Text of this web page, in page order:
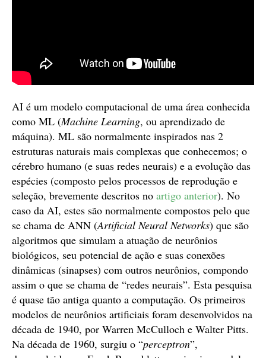
AI é um modelo computacional de uma área conhecida
como ML (Machine Learning, ou aprendizado de
máquina). ML são normalmente inspirados nas 2
estruturas naturais mais complexas que conhecemos; o
cérebro humano (e suas redes neurais) e a evolução das
espécies (composto pelos processos de reprodução e
seleção, brevemente descritos no artigo anterior). No
caso da AI, estes são normalmente compostos pelo que
se chama de ANN (Artificial Neural Networks) que são
algoritmos que simulam a atuação de neurônios
biológicos, seu potencial de ação e suas conexões
dinâmicas (sinapses) com outros neurônios, compondo
assim o que se chama de “redes neurais”. Esta pesquisa
é quase tão antiga quanto a computação. Os primeiros
modelos de neurônios artificiais foram desenvolvidos na
década de 1940, por Warren McCulloch e Walter Pitts.
Na década de 1960, surgiu o “perceptron”,